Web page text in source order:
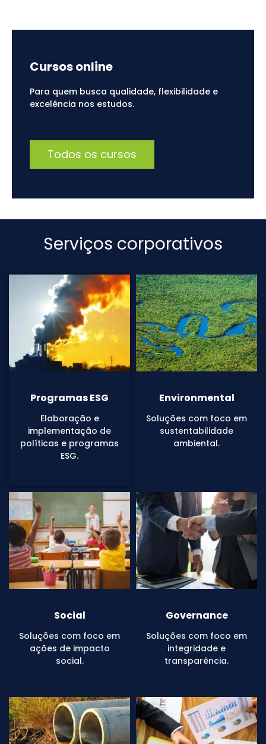
Cursos online
Para quem busca qualidade, flexibilidade e
excelência nos estudos.
Todos os cursos
Serviços corporativos
Programas ESG
Elaboração e
implementação de
políticas e programas
ESG.
Environmental
Soluções com foco em
sustentabilidade
ambiental.
Social
Soluções com foco em
ações de impacto
social.
Governance
Soluções com foco em
integridade e
transparência.